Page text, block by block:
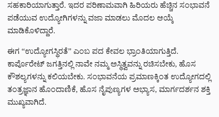
ಸಹಕಾರಿಯಾಗುತ್ತಾರೆ. ಇದರ ಪರಿಣಾಮವಾಗಿ ಹಿರಿಯರು ಹೆಚ್ಚಿನ ಸಂಭಾವನೆ
ಪಡೆಯುವ ಉದ್ಯೋಗಿಗಳನ್ನು ವಜಾ ಮಾಡಲು ಮೊದಲ ಆಯ್ಕೆ
ಮಾಡಿಕೊಳಿದ್ದಾರೆ.
ಈಗ “ಉದ್ಯೋಗಸ್ಥಿರತೆ” ಎಂಬ ಪದ ಕೇವಲ ಭ್ರಾಂತಿಯಾಗುತ್ತಿದೆ.
ಕಾರ್ಪೊರೇಟ್ ಜಗತ್ತಿನಲ್ಲಿ ನಾವೇ ನಮ್ಮ ಅಸ್ಥಿತ್ವವನ್ನು ರಚಿಸಬೇಕು, ಹೊಸ
ಕೌಶಲ್ಯಗಳನ್ನು ಕಲಿಯಬೇಕು. ಸಂಭಾವನೆಯ ಪ್ರಮಾಣಕ್ಕಿಂತ ಉದ್ಯೋಗದಲ್ಲಿ
ತಂತ್ರಜ್ಞಾನ ಹೊಂದಾಣಿಕೆ, ಹೊಸ ನೈಪುಣ್ಯಗಳ ಅಭ್ಯಾಸ, ಮಾರ್ಗದರ್ಶನ ಶಕ್ತಿ
ಮುಖ್ಯವಾಗಿದೆ.